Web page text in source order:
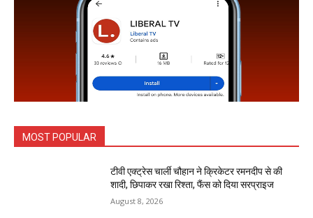
MOST POPULAR
टीवी एक्ट्रेस चार्ली चौहान ने क्रिकेटर रमनदीप से की
शादी, छिपाकर रखा रिश्ता, फैंस को दिया सरप्राइज
August 8, 2026